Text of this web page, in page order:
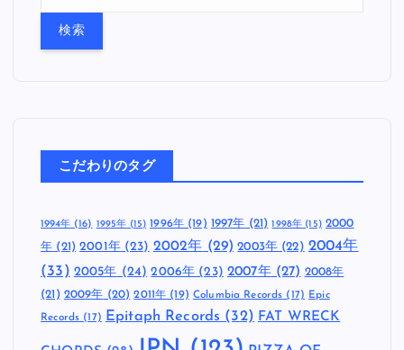
こだわりのタグ
1994年(16) 1995年 (15) 1996年(19) 1997年 (21) 1998年 (15) 2000
年 (21) 2001年(23) 2002年 (29) 2003年 (22) 2004年
(33) 2005年 (24) 2006年 (23) 2007年(27) 2008年
(21) 2009年 (20) 2011年 (19) Columbia Records (17) Epic
Records (17) Epitaph Records (32) FAT WRECK